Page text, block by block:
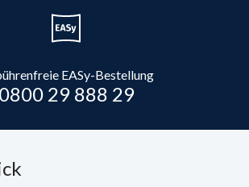
EASy-Bestellung
0800 29 888 29